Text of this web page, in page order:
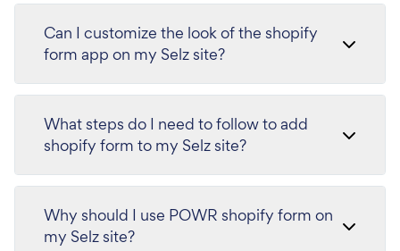
Can I customize the look of the shopify
form app on my Selz site?
What steps do I need to follow to add
shopify form to my Selz site?
Why should I use POWR shopify form on
my Selz site?